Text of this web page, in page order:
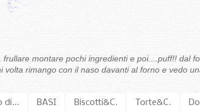
frullare montare pochi ingredienti e poi....puff!! dal
volta rimango con il naso davanti al forno e vedo
di... BASI Biscotti&C. Torte&C.